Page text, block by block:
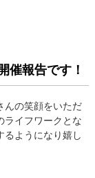
報告です！
んの笑顔をいただ
ライフワークとな
るようになり嬉し